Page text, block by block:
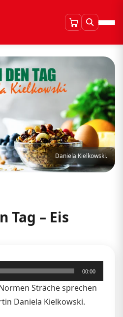
Daniela Kielkowski.
Tag – Eis
00:00
Sträche sprechen
Daniela Kielkowski.